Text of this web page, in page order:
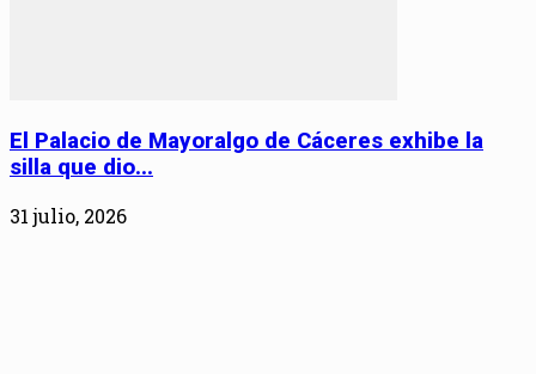
El Palacio de Mayoralgo de Cáceres exhibe la
silla que dio...
31 julio, 2026